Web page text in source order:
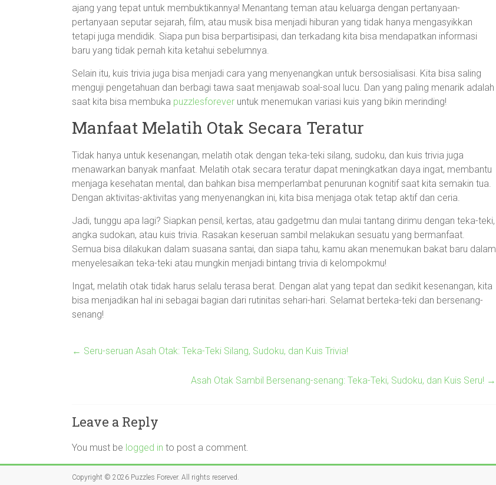
ajang yang tepat untuk membuktikannya! Menantang teman atau keluarga dengan pertanyaan-
pertanyaan seputar sejarah, film, atau musik bisa menjadi hiburan yang tidak hanya mengasyikkan
tetapi juga mendidik. Siapa pun bisa berpartisipasi, dan terkadang kita bisa mendapatkan informasi
baru yang tidak pernah kita ketahui sebelumnya.
Selain itu, kuis trivia juga bisa menjadi cara yang menyenangkan untuk bersosialisasi. Kita bisa saling
menguji pengetahuan dan berbagi tawa saat menjawab soal-soal lucu. Dan yang paling menarik adalah
saat kita bisa membuka puzzlesforever untuk menemukan variasi kuis yang bikin merinding!
Manfaat Melatih Otak Secara Teratur
Tidak hanya untuk kesenangan, melatih otak dengan teka-teki silang, sudoku, dan kuis trivia juga
menawarkan banyak manfaat. Melatih otak secara teratur dapat meningkatkan daya ingat, membantu
menjaga kesehatan mental, dan bahkan bisa memperlambat penurunan kognitif saat kita semakin tua.
Dengan aktivitas-aktivitas yang menyenangkan ini, kita bisa menjaga otak tetap aktif dan ceria.
Jadi, tunggu apa lagi? Siapkan pensil, kertas, atau gadgetmu dan mulai tantang dirimu dengan teka-teki,
angka sudokan, atau kuis trivia. Rasakan keseruan sambil melakukan sesuatu yang bermanfaat.
Semua bisa dilakukan dalam suasana santai, dan siapa tahu, kamu akan menemukan bakat baru dalam
menyelesaikan teka-teki atau mungkin menjadi bintang trivia di kelompokmu!
Ingat, melatih otak tidak harus selalu terasa berat. Dengan alat yang tepat dan sedikit kesenangan, kita
bisa menjadikan hal ini sebagai bagian dari rutinitas sehari-hari. Selamat berteka-teki dan bersenang-
senang!
← Seru-seruan Asah Otak: Teka-Teki Silang, Sudoku, dan Kuis Trivia!
Asah Otak Sambil Bersenang-senang: Teka-Teki, Sudoku, dan Kuis Seru! →
Leave a Reply
You must be logged in to post a comment.
Copyright © 2026 Puzzles Forever. All rights reserved.